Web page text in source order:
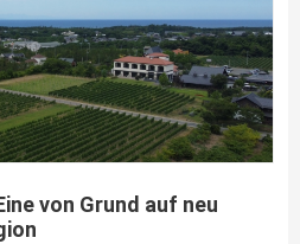
von Grund auf neu